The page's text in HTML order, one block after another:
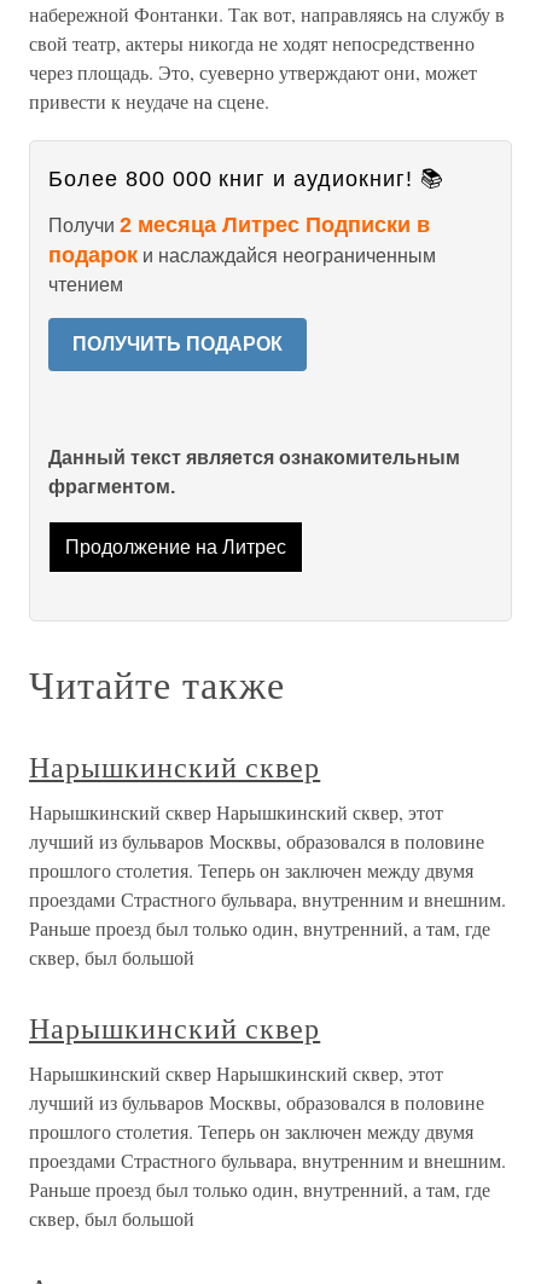
набережной Фонтанки. Так вот, направляясь на службу в
свой театр, актеры никогда не ходят непосредственно
через площадь. Это, суеверно утверждают они, может
привести к неудаче на сцене.
Более 800 000 книг и аудиокниг! 📚
Получи 2 месяца Литрес Подписки в
подарок и наслаждайся неограниченным
чтением
ПОЛУЧИТЬ ПОДАРОК
Данный текст является ознакомительным
фрагментом.
Продолжение на Литрес
Читайте также
Нарышкинский сквер
Нарышкинский сквер Нарышкинский сквер, этот
лучший из бульваров Москвы, образовался в половине
прошлого столетия. Теперь он заключен между двумя
проездами Страстного бульвара, внутренним и внешним.
Раньше проезд был только один, внутренний, а там, где
сквер, был большой
Нарышкинский сквер
Нарышкинский сквер Нарышкинский сквер, этот
лучший из бульваров Москвы, образовался в половине
прошлого столетия. Теперь он заключен между двумя
проездами Страстного бульвара, внутренним и внешним.
Раньше проезд был только один, внутренний, а там, где
сквер, был большой